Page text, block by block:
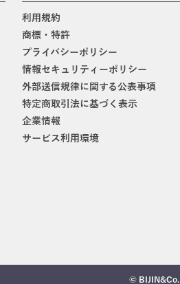
利用規約
商標・特許
プライバシーポリシー
情報セキュリティーポリシー
外部送信規律に関する公表事項
特定商取引法に基づく表示
企業情報
サービス利用環境
© BIJIN&Co.